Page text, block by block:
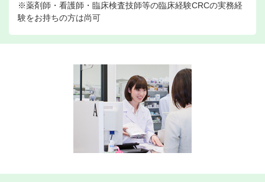
※薬剤師・看護師・臨床検査技師等の臨床経験CRCの実務経
験をお持ちの方は尚可